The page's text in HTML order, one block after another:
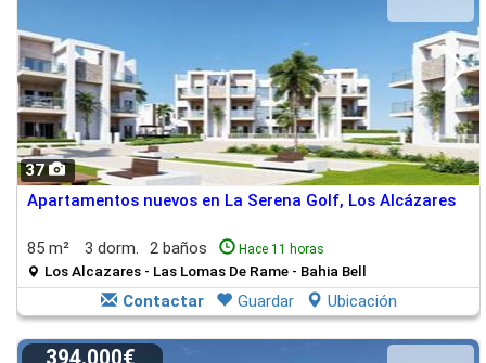
37
Apartamentos nuevos en La Serena Golf, Los Alcázares
85 m² 3 dorm. 2 baños Hace 11 horas
Los Alcazares - Las Lomas De Rame - Bahia Bell
Contactar Guardar Ubicación